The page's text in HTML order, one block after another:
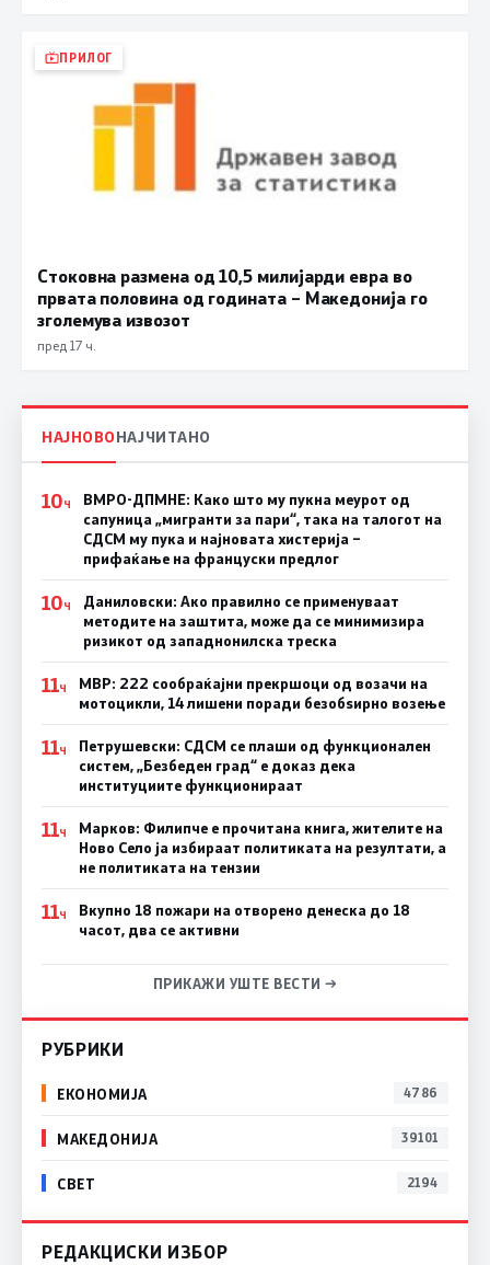
ПРИЛОГ
Стоковна размена од 10,5 милијарди евра во
првата половина од годината – Македонија го
зголемува извозот
пред 17 ч.
НАЈНОВОНАЈЧИТАНО
10Ч
ВМРО-ДПМНЕ: Како што му пукна меурот од
сапуница „мигранти за пари“, така на талогот на
СДСМ му пука и најновата хистерија –
прифаќање на француски предлог
10Ч
Даниловски: Ако правилно се применуваат
методите на заштита, може да се минимизира
ризикот од западнонилска треска
11Ч
МВР: 222 сообраќајни прекршоци од возачи на
мотоцикли, 14 лишени поради безобѕирно возење
11Ч
Петрушевски: СДСМ се плаши од функционален
систем, „Безбеден град“ е доказ дека
институциите функционираат
11Ч
Марков: Филипче е прочитана книга, жителите на
Ново Село ја избираат политиката на резултати, а
не политиката на тензии
11Ч
Вкупно 18 пожари на отворено денеска до 18
часот, два се активни
ПРИКАЖИ УШТЕ ВЕСТИ →
РУБРИКИ
ЕКОНОМИЈА 4786
МАКЕДОНИЈА 39101
СВЕТ 2194
РЕДАКЦИСКИ ИЗБОР